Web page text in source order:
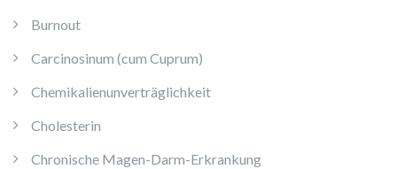
Burnout
Carcinosinum (cum Cuprum)
Chemikalienunverträglichkeit
Cholesterin
Chronische Magen-Darm-Erkrankung